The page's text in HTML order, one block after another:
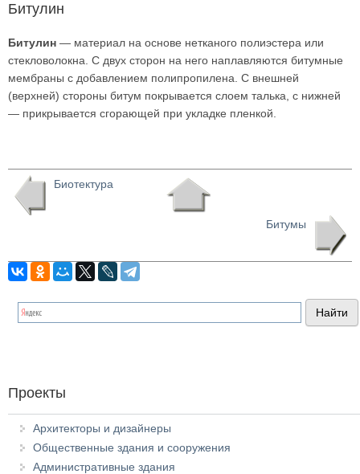
Битулин
Битулин — материал на основе нетканого полиэстера или
стекловолокна. С двух сторон на него наплавляются битумные
мембраны с добавлением полипропилена. С внешней
(верхней) стороны битум покрывается слоем талька, с нижней
— прикрывается сгорающей при укладке пленкой.
Биотектура
Битумы
Проекты
Архитекторы и дизайнеры
Общественные здания и сооружения
Административные здания